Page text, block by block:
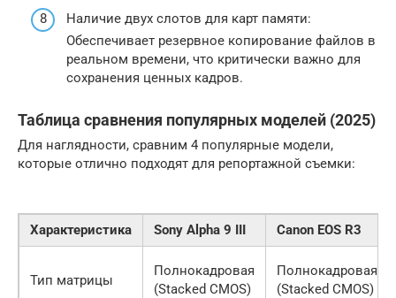
Наличие двух слотов для карт памяти:
Обеспечивает резервное копирование файлов в
реальном времени, что критически важно для
сохранения ценных кадров.
Таблица сравнения популярных моделей (2025)
Для наглядности, сравним 4 популярные модели,
которые отлично подходят для репортажной съемки:
Характеристика Sony Alpha 9 III Canon EOS R3
Тип матрицы
Полнокадровая
(Stacked CMOS)
Полнокадровая
(Stacked CMOS)